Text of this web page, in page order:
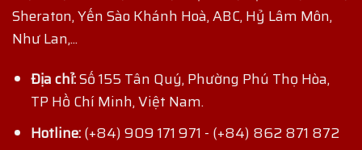
Sheraton, Yến Sào Khánh Hoà, ABC, Hỷ Lâm Môn,
Như Lan,...
Địa chỉ:Số 155 Tân Quý, Phường Phú Thọ Hòa,
TP Hồ Chí Minh, Việt Nam.
Hotline:(+84) 909 171 971 - (+84) 862 871 872